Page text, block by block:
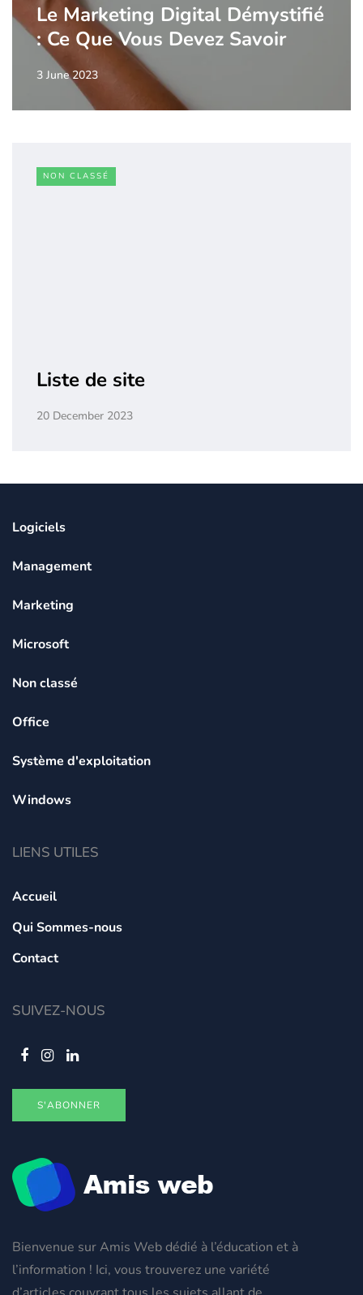
Le Marketing Digital Démystifié
: Ce Que Vous Devez Savoir
3 June 2023
NON CLASSÉ
Liste de site
20 December 2023
Bienvenue sur Amis Web dédié à l’éducation et à
l’information ! Ici, vous trouverez une variété
Logiciels
Management
Marketing
Microsoft
Non classé
Office
Système d'exploitation
Windows
LIENS UTILES
Accueil
Qui Sommes-nous
Contact
SUIVEZ-NOUS
S'ABONNER